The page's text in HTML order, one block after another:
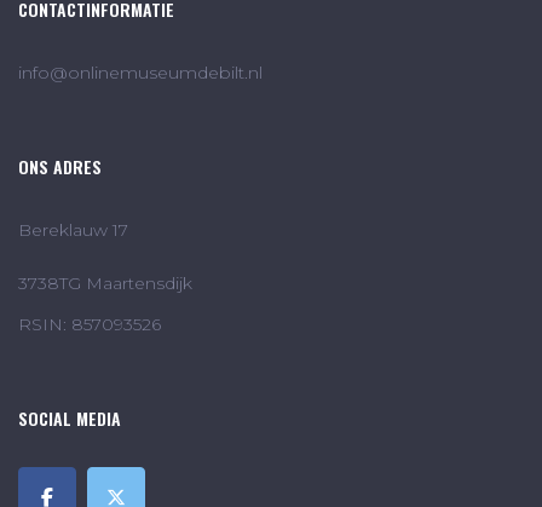
CONTACTINFORMATIE
info@onlinemuseumdebilt.nl
ONS ADRES
Bereklauw 17
3738TG Maartensdijk
RSIN: 857093526
SOCIAL MEDIA